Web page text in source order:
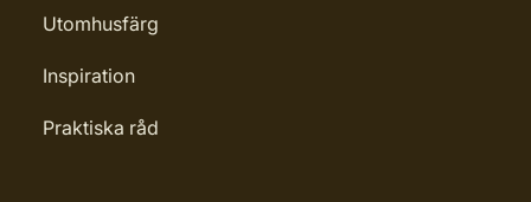
Utomhusfärg
Inspiration
Praktiska råd